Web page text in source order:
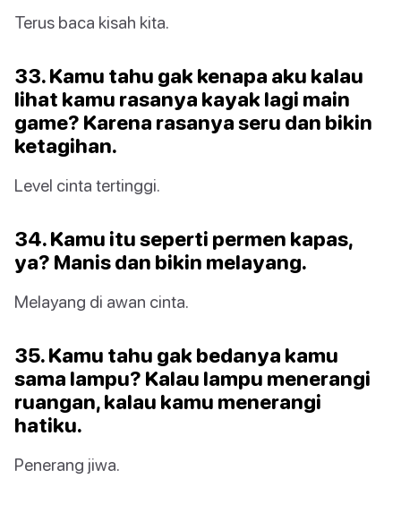
Terus baca kisah kita.
33. Kamu tahu gak kenapa aku kalau
lihat kamu rasanya kayak lagi main
game? Karena rasanya seru dan bikin
ketagihan.
Level cinta tertinggi.
34. Kamu itu seperti permen kapas,
ya? Manis dan bikin melayang.
Melayang di awan cinta.
35. Kamu tahu gak bedanya kamu
sama lampu? Kalau lampu menerangi
ruangan, kalau kamu menerangi
hatiku.
Penerang jiwa.